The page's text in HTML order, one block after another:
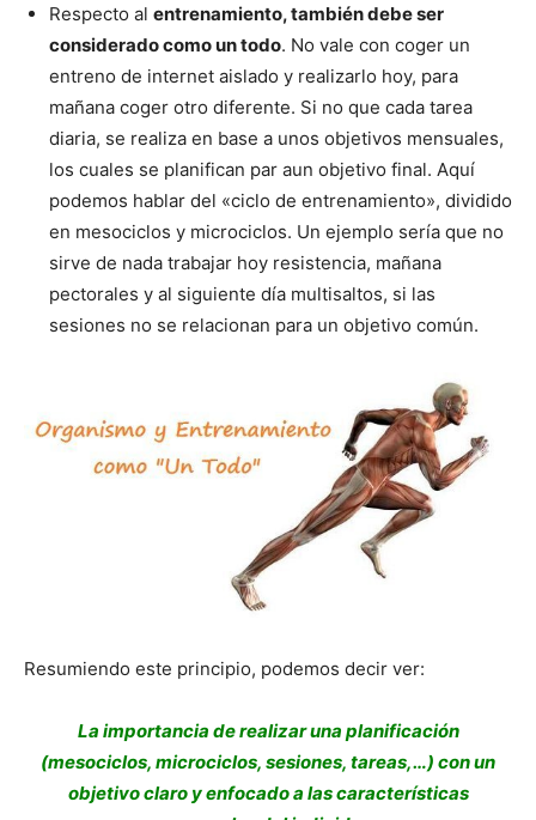
Respecto al entrenamiento, también debe ser
considerado como un todo. No vale con coger un
entreno de internet aislado y realizarlo hoy, para
mañana coger otro diferente. Si no que cada tarea
diaria, se realiza en base a unos objetivos mensuales,
los cuales se planifican par aun objetivo final. Aquí
podemos hablar del «ciclo de entrenamiento», dividido
en mesociclos y microciclos. Un ejemplo sería que no
sirve de nada trabajar hoy resistencia, mañana
pectorales y al siguiente día multisaltos, si las
sesiones no se relacionan para un objetivo común.
Resumiendo este principio, podemos decir ver:
La importancia de realizar una planificación
(mesociclos, microciclos, sesiones, tareas,…) con un
objetivo claro y enfocado a las características